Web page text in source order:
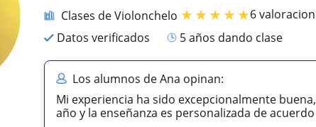
Clases de Violonchelo ★★★★★6
Datos verificados
5 años dando clase
Los alumnos de Ana opinan:
Mi experiencia ha sido excepcionalmente
año y la enseñanza es personalizada de